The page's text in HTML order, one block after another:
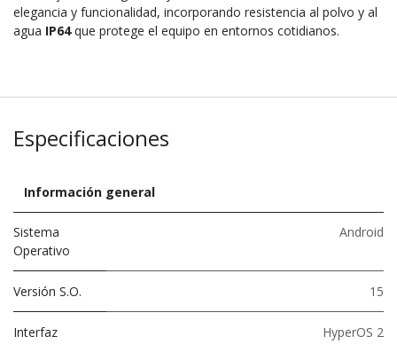
elegancia y funcionalidad, incorporando resistencia al polvo y al
agua IP64que protege el equipo en entornos cotidianos.
Especificaciones
Información general
Sistema
Operativo
Android
Versión S.O. 15
Interfaz
HyperOS 2